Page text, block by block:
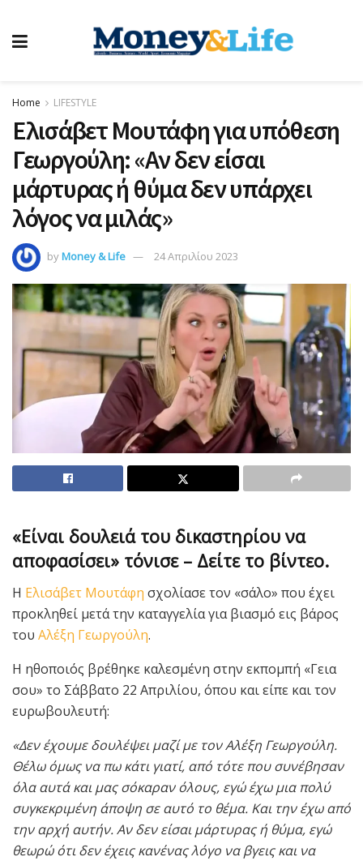
Home LIFESTYLE
Ελισάβετ Μουτάφη για υπόθεση
Γεωργούλη: «Αν δεν είσαι
μάρτυρας ή θύμα δεν υπάρχει
λόγος να μιλάς»
byMoney & Life 24 Απριλίου 2023
«Είναι δουλειά του δικαστηρίου να
αποφασίσει» τόνισε – Δείτε το βίντεο.
Η Ελισάβετ Μουτάφη σχολίασε τον «σάλο» που έχει
προκληθεί μετά την καταγγελία για βιασμό εις βάρος
του Αλέξη Γεωργούλη.
Η ηθοποιός βρέθηκε καλεσμένη στην εκπομπή «Γεια
σου» το Σάββατο 22 Απριλίου, όπου και είπε και τον
ευρωβουλευτή:
«Δεν έχουμε δουλέψει μαζί με τον Αλέξη Γεωργούλη.
Θέλω όμως να πω κάτι γιατί, από τότε που συνέβησαν
όλα αυτά και μας σόκαραν όλους, εγώ έχω μια πολύ
συγκεκριμένη άποψη σε αυτό το θέμα. Και την έχω από
την αρχή αυτήν. Αν δεν είσαι μάρτυρας ή θύμα, εγώ
θεωρώ ότι δεν έχεις κανένας λόγο να βγεις και να